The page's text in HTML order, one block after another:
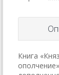
Книга